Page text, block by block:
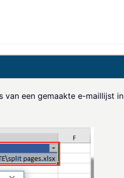
van een gemaakte e-maillijst in